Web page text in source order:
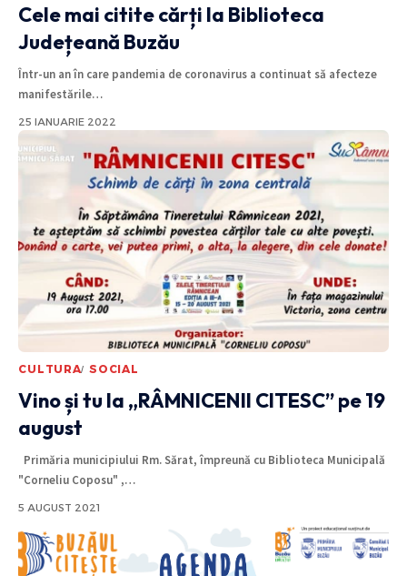
Cele mai citite cărți la Biblioteca
Județeană Buzău
Într-un an în care pandemia de coronavirus a continuat să afecteze
manifestările…
25 IANUARIE 2022
CULTURA SOCIAL
Vino și tu la „RÂMNICENII CITESC” pe 19
august
Primăria municipiului Rm. Sărat, împreună cu Biblioteca Municipală
"Corneliu Coposu" ,…
5 AUGUST 2021